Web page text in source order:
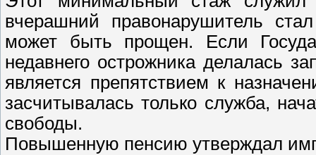
вчерашний правонарушитель
может быть прощен. Если
недавнего острожника делалась
является препятствием к
засчитывалась только служба,
свободы.
Повышенную пенсию утверждал